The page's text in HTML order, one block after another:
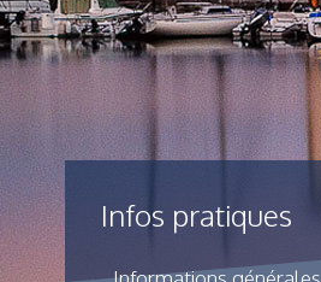
Infos pratiques